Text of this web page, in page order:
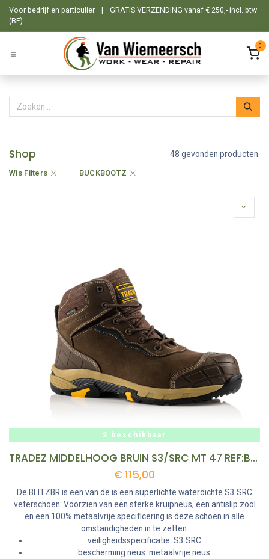
Overslaan naar inhoud
Voor bedrijf en particulier |
GRATIS VERZENDING vanaf € 250,- incl. btw
(BE)
0
Shop 48 gevonden producten.
Wis Filters BUCKBOOTZ
2 beschikbaar
TRADEZ MIDDELHOOG BRUIN S3/SRC MT 47 REF:BLITZBR-47 BUCKBOOTZ
€115,00
De BLITZBR is een van de is een superlichte waterdichte S3 SRC
veterschoen. Voorzien van een sterke kruipneus, een antislip zool
en een 100% metaalvrije specificering is deze schoen in alle
omstandigheden in te zetten.
veiligheidsspecificatie: S3 SRC
bescherming neus: metaalvrije neus